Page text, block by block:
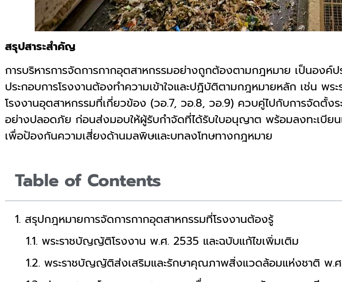
สรุปสาระสำคัญ
การบริหารการจัดการกากอุตสาหกรรมอย่างถูกต้องตามกฎหมาย เป็นอง
ประกอบการโรงงานต้องทำความเข้าใจและปฏิบัติตามกฎหมายหลัก เช่น พ
โรงงานอุตสาหกรรมที่เกี่ยวข้อง (วอ.7, วอ.8, วอ.9) ควบคู่ไปกับการจัดตั้ง
อย่างปลอดภัย ก่อนส่งมอบให้ผู้รับกำจัดที่ได้รับใบอนุญาต พร้อมลงทะเบีย
เพื่อป้องกันความเสี่ยงด้านมลพิษและบทลงโทษทางกฎหมาย
Table of Contents
สรุปกฎหมายการจัดการกากอุตสาหกรรมที่โรงงานต้องรู้
พระราชบัญญัติโรงงาน พ.ศ. 2535 และฉบับแก้ไขเพิ่มเติม
พระราชบัญญัติส่งเสริมและรักษาคุณภาพสิ่งแวดล้อมแห่งชาติ พ.